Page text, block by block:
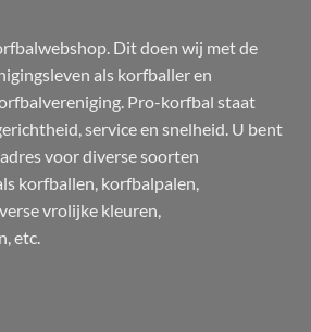
Dit doen wij met de
als korfballer en
Pro-korfbal staat
service en snelheid. U bent
voor diverse soorten
korfballen, korfbalpalen,
vrolijke kleuren,
etc.